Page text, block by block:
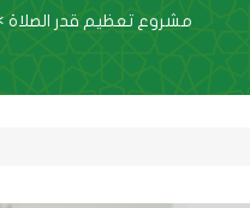
مشروع تعظيم قدر الصلاة